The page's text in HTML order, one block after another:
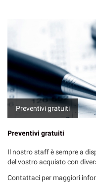
Preventivi gratuiti
Preventivi gratuiti
Il nostro staff è sempre a
del vostro acquisto con
Contattaci per maggiori